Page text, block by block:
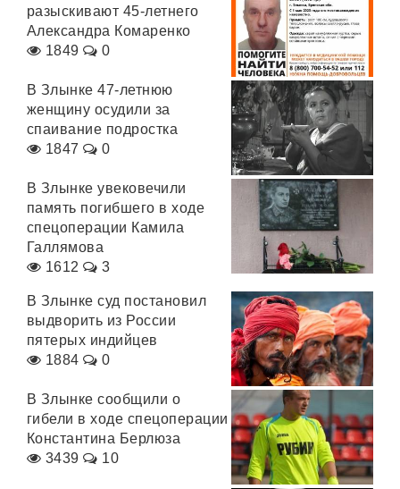
разыскивают 45-летнего
Александра Комаренко
1849
0
В Злынке 47-летнюю
женщину осудили за
спаивание подростка
1847
0
В Злынке увековечили
память погибшего в ходе
спецоперации Камила
Галлямова
1612
3
В Злынке суд постановил
выдворить из России
пятерых индийцев
1884
0
В Злынке сообщили о
гибели в ходе спецоперации
Константина Берлюза
3439
10